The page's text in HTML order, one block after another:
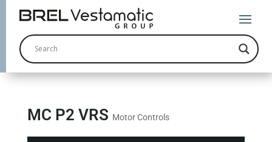
MC P2 VRS Motor Controls